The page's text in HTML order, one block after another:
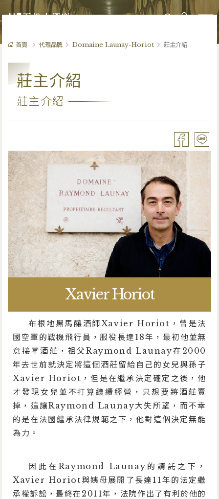
首頁 代理品牌 Domaine Launay-Horiot 莊主介紹
莊主介紹
莊主介紹
Xavier Horiot
布根地黑馬釀酒師Xavier Horiot，曾是法
國空軍的戰機飛行員，服役長達18年，最初他並無
意接掌酒莊，祖父Raymond Launay在2000
年去世前就決定將這個酒莊留給自己的女兒與孫子
Xavier Horiot，但是在繼承決定確定之後，他
才發現女兒並不打算繼續經營，只想要將酒莊賣
掉，這讓Raymond Launay大失所望，而不幸
的是在法國繼承法律規範之下，他對這個決定無能
為力。
因此在Raymond Launay的請託之下，
Xavier Horiot與姨母展開了長達11年的法定繼
承權訴訟，最終在2011年，法院作出了有利於他的